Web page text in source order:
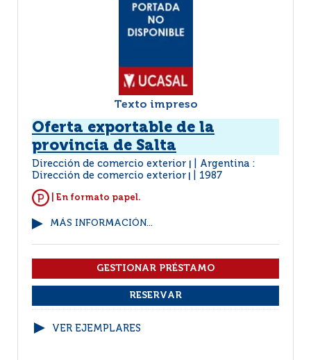
Texto impreso
Oferta exportable de la
provincia de Salta
Dirección de comercio exterior
Argentina :
Dirección de comercio exterior
1987
| En formato papel.
MÁS INFORMACIÓN...
VER EJEMPLARES